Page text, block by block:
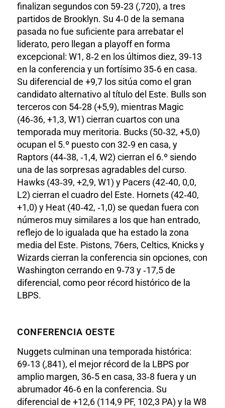
finalizan segundos con 59‑23 (,720), a tres
partidos de Brooklyn. Su 4‑0 de la semana
pasada no fue suficiente para arrebatar el
liderato, pero llegan a playoff en forma
excepcional: W1, 8‑2 en los últimos diez, 39‑13
en la conferencia y un fortísimo 35‑6 en casa.
Su diferencial de +9,7 los sitúa como el gran
candidato alternativo al título del Este. Bulls son
terceros con 54‑28 (+5,9), mientras Magic
(46‑36, +1,3, W1) cierran cuartos con una
temporada muy meritoria. Bucks (50‑32, +5,0)
ocupan el 5.º puesto con 32‑9 en casa, y
Raptors (44‑38, ‑1,4, W2) cierran el 6.º siendo
una de las sorpresas agradables del curso.
Hawks (43‑39, +2,9, W1) y Pacers (42‑40, 0,0,
L2) cierran el cuadro del Este. Hornets (42‑40,
+1,0) y Heat (40‑42, ‑1,0) se quedan fuera con
números muy similares a los que han entrado,
reflejo de lo igualada que ha estado la zona
media del Este. Pistons, 76ers, Celtics, Knicks y
Wizards cierran la conferencia sin opciones, con
Washington cerrando en 9‑73 y ‑17,5 de
diferencial, como peor récord histórico de la
LBPS.
CONFERENCIA OESTE
Nuggets culminan una temporada histórica:
69‑13 (,841), el mejor récord de la LBPS por
amplio margen, 36‑5 en casa, 33‑8 fuera y un
abrumador 46‑6 en la conferencia. Su
diferencial de +12,6 (114,9 PF, 102,3 PA) y la W8